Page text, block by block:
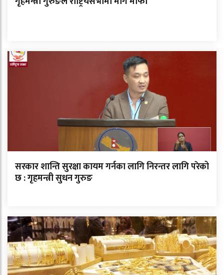
सरकार शान्ति सुरक्षा कायम गर्नका लागि निरन्तर लागि परेको
छ : गृहमन्त्री सुधन गुरुङ